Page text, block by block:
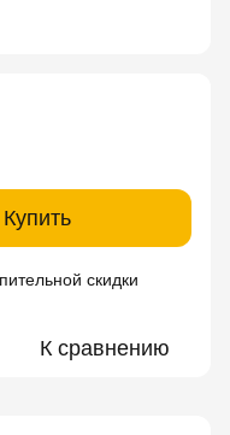
Купить
скидки
К сравнению